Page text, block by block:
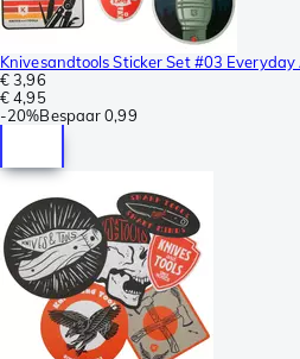
Knivesandtools Sticker Set #03
€ 3,96
€ 4,95
-20%Bespaar 0,99